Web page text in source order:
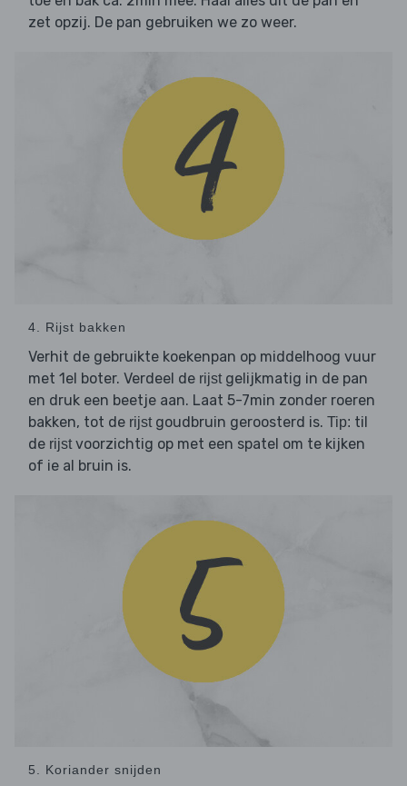
zet opzij. De pan gebruiken we zo weer.
4. Rijst bakken
Verhit de gebruikte koekenpan op middelhoog vuur
met 1el boter. Verdeel de rijst gelijkmatig in de pan
en druk een beetje aan. Laat 5-7min zonder roeren
bakken, tot de rijst goudbruin geroosterd is. Tip: til
de rijst voorzichtig op met een spatel om te kijken
of ie al bruin is.
5. Koriander snijden